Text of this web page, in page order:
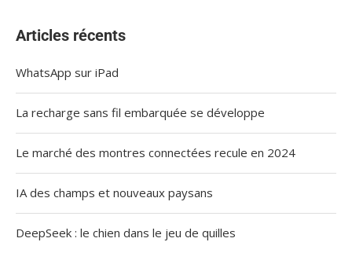
Articles récents
WhatsApp sur iPad
La recharge sans fil embarquée se développe
Le marché des montres connectées recule en 2024
IA des champs et nouveaux paysans
DeepSeek : le chien dans le jeu de quilles